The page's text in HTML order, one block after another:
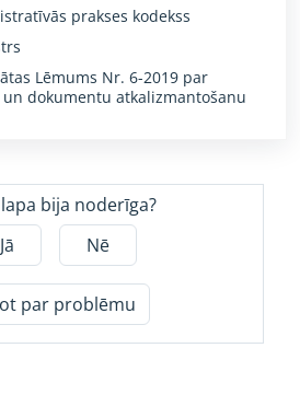
prakses kodekss
Lēmums Nr. 6-2019 par
dokumentu atkalizmantošanu
bija noderīga?
Jā
Nē
par problēmu